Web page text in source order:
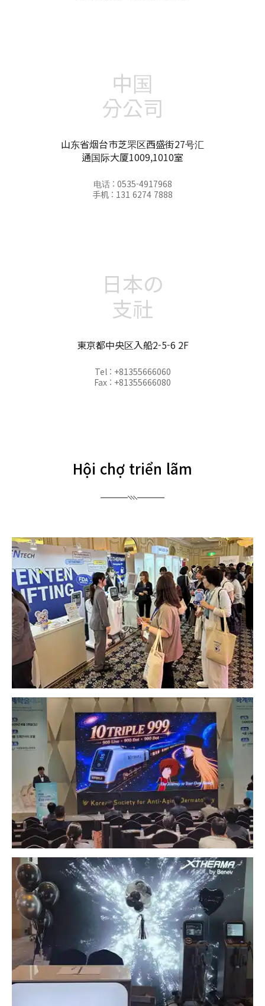
中国
分公司
山东省烟台市芝罘区西盛街27号汇
通国际大厦1009,1010室
电话 : 0535-4917968
手机 : 131 6274 7888
日本の
支社
東京都中央区入船2-5-6 2F
Tel : +81355666060
Fax : +81355666080
Hội chợ triển lãm